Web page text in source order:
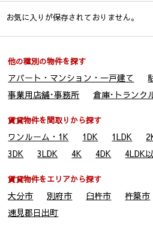
お気に入りが保存されておりません。
他の種別の物件を探す
アパート・マンション・一戸建て
事業用店舗･事務所
倉庫･トランク
賃貸物件を間取りから探す
ワンルーム・1K 1DK 1LDK
3DK
3LDK 4K 4DK 4LDK
賃貸物件をエリアから探す
大分市 別府市 臼杵市 杵築市
速見郡日出町